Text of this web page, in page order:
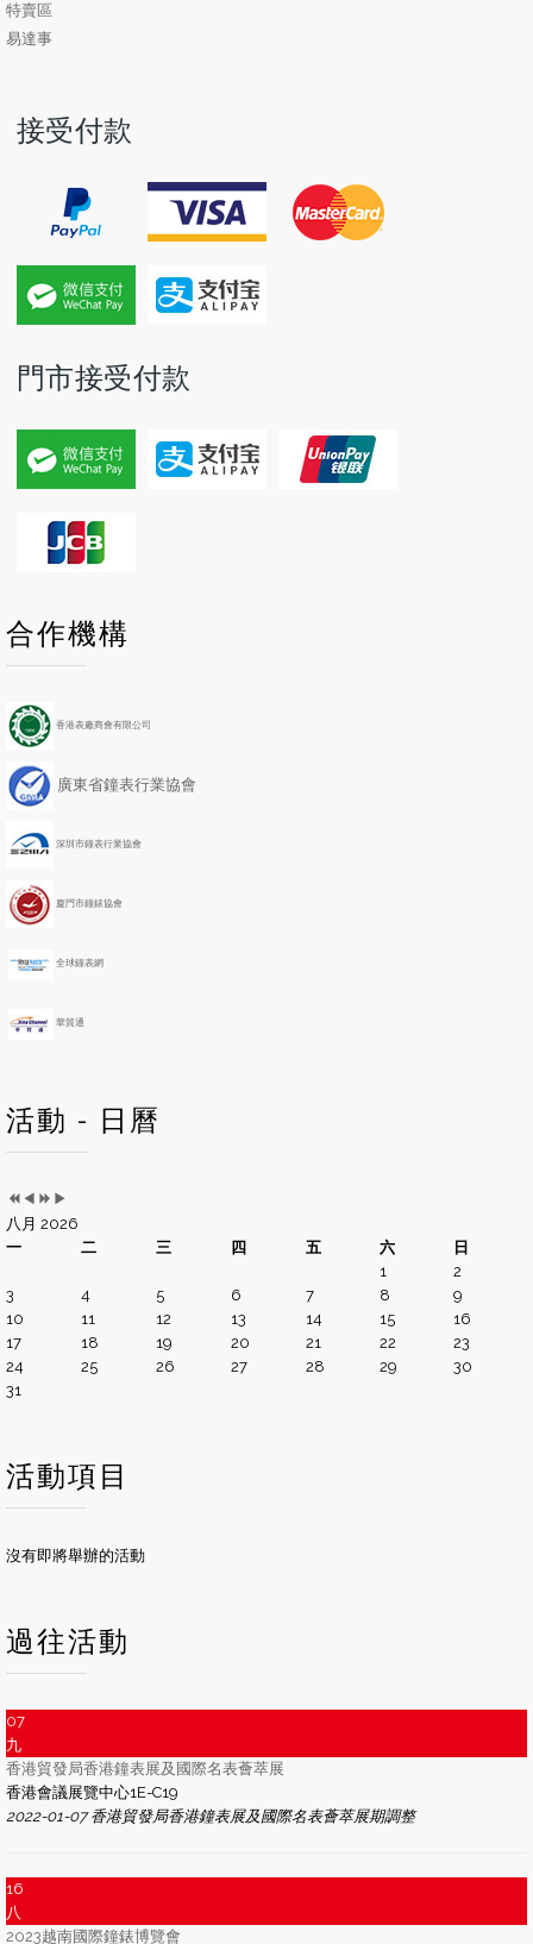
特賣區
易達事
接受付款
門市接受付款
合作機構
香港表廠商會有限公司
廣東省鐘表行業協會
深圳市鐘表行業協會
廈門市鐘錶協會
全球鐘表網
華貿通
活動 - 日曆
r
e
o
s
a
r
e
i
o
u
s
M
o
n
h
N
e
x
Y
e
a
r
N
e
x
八月 2026
一
二 三 四 五 六
日
1
2
3
4 5 6 7 8
9
10
11 12 13 14 15
16
17
18 19 20 21 22
23
24
25 26 27 28 29
30
31
活動項目
沒有即將舉辦的活動
過往活動
07
九
香港貿發局香港鐘表展及國際名表薈萃展
香港會議展覽中心1E-C19
2022-01-07 香港貿發局香港鐘表展及國際名表薈萃展期調整
16
八
2023越南國際鐘錶博覽會